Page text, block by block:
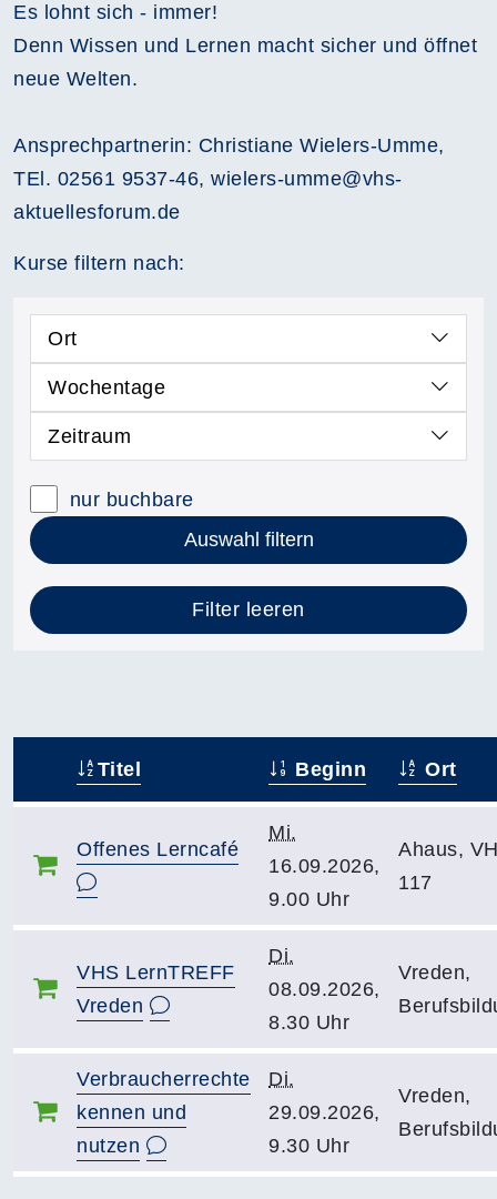
Es lohnt sich - immer!
Denn Wissen und Lernen macht sicher und öffnet
neue Welten.
Ansprechpartnerin: Christiane Wielers-Umme,
TEl. 02561 9537-46, wielers-umme@vhs-
aktuellesforum.de
Kurse filtern nach:
Ort
Wochentage
Zeitraum
nur buchbare
Auswahl filtern
Filter leeren
Titel Beginn Ort
Offenes Lerncafé
Mi.
16.09.2026,
9.00 Uhr
Ahaus,
117
VHS LernTREFF
Vreden
Di.
08.09.2026,
8.30 Uhr
Vreden,
Verbraucherrechte
kennen und
nutzen
Di.
29.09.2026,
9.30 Uhr
Vreden,